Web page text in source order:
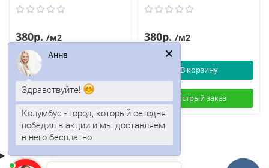
380р. /м2
Быстрый заказ
380р. /м2
В корзину
Быстрый заказ
Анна
Здравствуйте!
Колумбус - город, который сегодня
победил в акции и мы доставляем
в него бесплатно